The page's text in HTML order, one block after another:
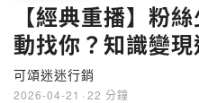
【經典重播】粉
動找你？知識變
切入點
可頌迷迷行銷
2026-04-21 · 22 分鐘